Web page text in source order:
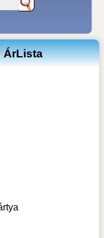
ÁrLista